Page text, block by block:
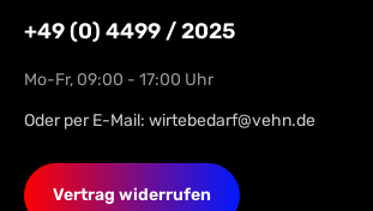
+49 (0) 4499 / 2025
Mo-Fr, 09:00 - 17:00 Uhr
Oder per E-Mail: wirtebedarf@vehn.de
Vertrag widerrufen